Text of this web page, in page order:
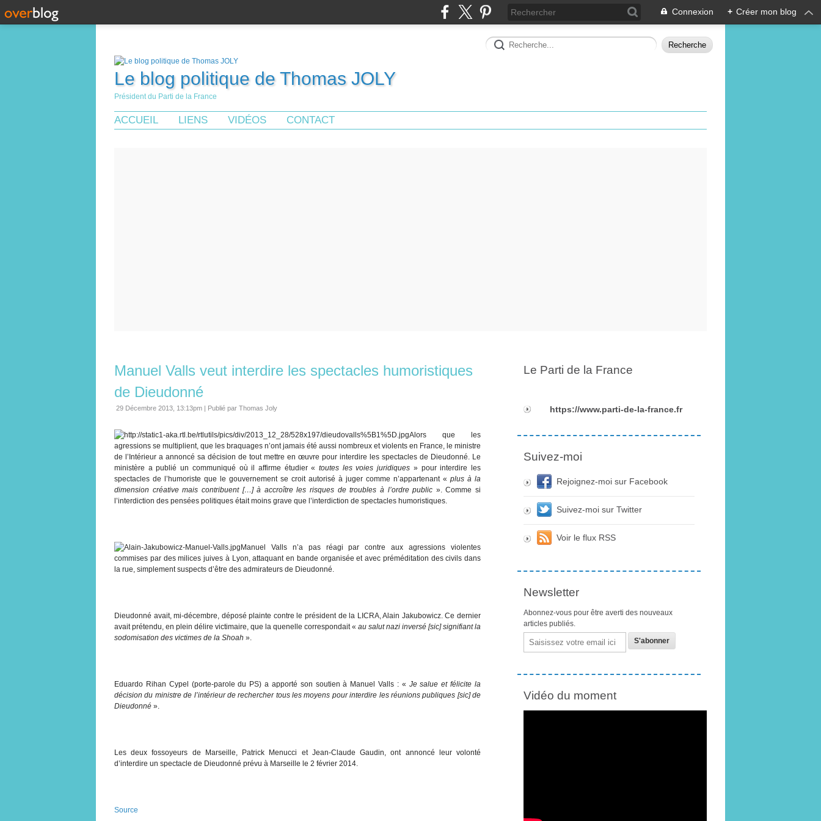
Connexion + Créer mon blog
Le blog politique de Thomas JOLY
Président du Parti de la France
ACCUEIL LIENS VIDÉOS CONTACT
Manuel Valls veut interdire les spectacles humoristiques
de Dieudonné
29 Décembre 2013, 13:13pm | Publié par Thomas Joly
Alors que les
agressions se multiplient, que les braquages n’ont jamais été aussi nombreux et violents en France, le ministre
de l’Intérieur a annoncé sa décision de tout mettre en œuvre pour interdire les spectacles de Dieudonné. Le
ministère a publié un communiqué où il affirme étudier «toutes les voies juridiques » pour interdire les
spectacles de l’humoriste que le gouvernement se croit autorisé à juger comme n’appartenant « plus à la
dimension créative mais contribuent […] à accroître les risques de troubles à l’ordre public ». Comme si
l’interdiction des pensées politiques était moins grave que l’interdiction de spectacles humoristiques.
Manuel Valls n’a pas réagi par contre aux agressions violentes
commises par des milices juives à Lyon, attaquant en bande organisée et avec préméditation des civils dans
la rue, simplement suspects d’être des admirateurs de Dieudonné.
Dieudonné avait, mi-décembre, déposé plainte contre le président de la LICRA, Alain Jakubowicz. Ce dernier
avait prétendu, en plein délire victimaire, que la quenelle correspondait « au salut nazi inversé [sic] signifiant la
sodomisation des victimes de la Shoah ».
Eduardo Rihan Cypel (porte-parole du PS) a apporté son soutien à Manuel Valls : « Je salue et félicite la
décision du ministre de l’intérieur de rechercher tous les moyens pour interdire les réunions publiques [sic] de
Dieudonné ».
Les deux fossoyeurs de Marseille, Patrick Menucci et Jean-Claude Gaudin, ont annoncé leur volonté
d’interdire un spectacle de Dieudonné prévu à Marseille le 2 février 2014.
Source
Le Parti de la France
https://www.parti-de-la-france.fr
Suivez-moi
Rejoignez-moi sur Facebook
Suivez-moi sur Twitter
Voir le flux RSS
Newsletter
Abonnez-vous pour être averti des nouveaux
articles publiés.
Email
Vidéo du moment